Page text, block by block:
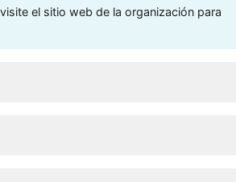
el sitio web de la organización para